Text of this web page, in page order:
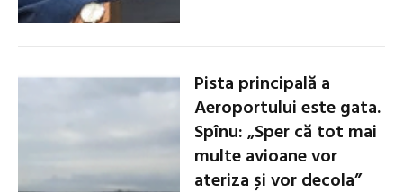
Pista principală a
Aeroportului este gata.
Spînu: „Sper că tot mai
multe avioane vor
ateriza și vor decola”